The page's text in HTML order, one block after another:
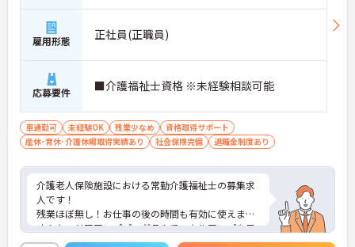
雇用形態 正社員(正職員)
応募要件 ■介護福祉士資格 ※未経験相談可能
車通勤可 未経験OK 残業少なめ
資格取得サポート
産休･育休･介護休暇取得実績あり
社会保険完備 退職金制度あり
介護老人保険施設における常勤介護福祉士の募集求
人です！
残業ほぼ無し！お仕事の後の時間も有効に使えま
す！キャリアアッププログラムでスキルアップを目
指せます！